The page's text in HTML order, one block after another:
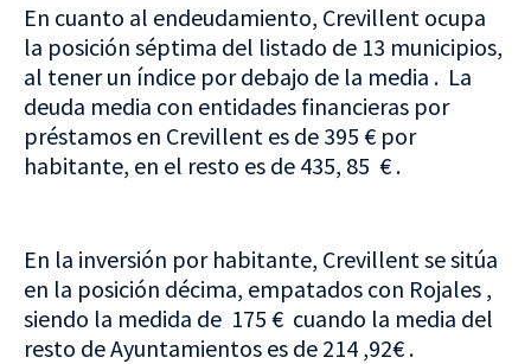
En cuanto al endeudamiento, Crevillent ocupa
la posición séptima del listado de 13 municipios,
al tener un índice por debajo de la media . La
deuda media con entidades financieras por
préstamos en Crevillent es de 395 € por
habitante, en el resto es de 435, 85 € .
En la inversión por habitante, Crevillent se sitúa
en la posición décima, empatados con Rojales ,
siendo la medida de 175 € cuando la media del
resto de Ayuntamientos es de 214 ,92€ .